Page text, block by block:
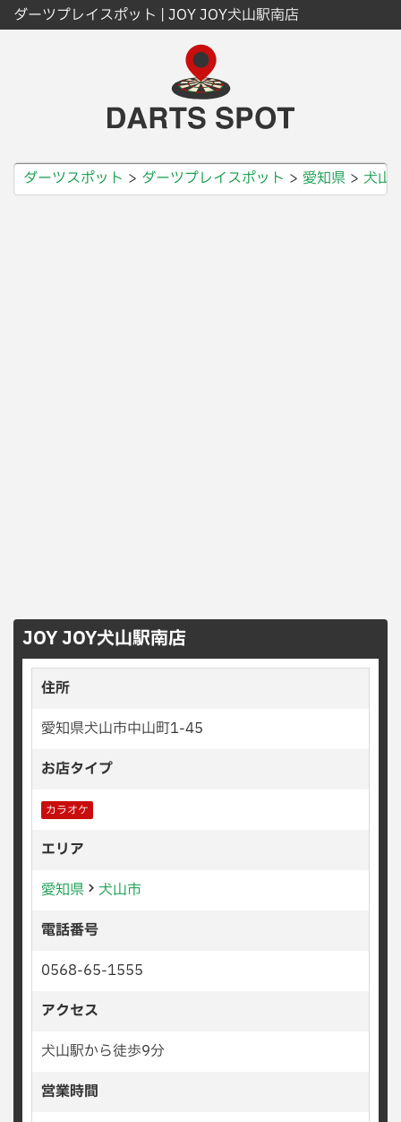
ダーツプレイスポット | JOY JOY犬山駅南店
ダーツスポット ダーツプレイスポット 愛知県 犬山
JOY JOY犬山駅南店
住所
愛知県犬山市中山町1-45
お店タイプ
カラオケ
エリア
愛知県
犬山市
電話番号
0568-65-1555
アクセス
犬山駅から徒歩9分
営業時間